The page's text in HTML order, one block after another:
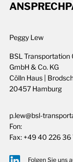
Peggy Lew
BSL Transportation
GmbH & Co. KG
Cölln Haus |
20457 Hamburg
p.lew@bsl-
Fon:
Fax: +49 40 226 36
Folgen Sie uns